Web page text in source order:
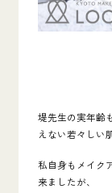
堤先生の実年齢
えない若々しい
私自身もメイク
来ましたが、